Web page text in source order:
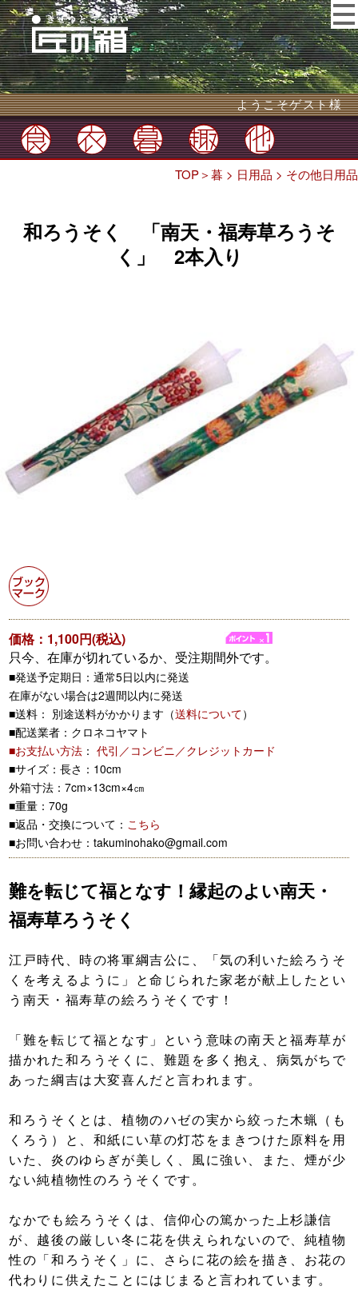
ようこそゲスト様
TOP＞暮 > 日用品 > その他日用品
和ろうそく 「南天・福寿草ろうそ
く」 2本入り
価格：1,100円(税込)
只今、在庫が切れているか、受注期間外です。
■発送予定期日：通常5日以内に発送
在庫がない場合は2週間以内に発送
■送料： 別途送料がかかります（送料について）
■配送業者：クロネコヤマト
■お支払い方法 ：代引／コンビニ／クレジットカード
■サイズ：長さ：10cm
外箱寸法：7cm×13cm×4㎝
■重量：70g
■返品・交換について： こちら
■お問い合わせ：takuminohako@gmail.com
難を転じて福となす！縁起のよい南天・
福寿草ろうそく
江戸時代、時の将軍綱吉公に、「気の利いた絵ろうそ
くを考えるように」と命じられた家老が献上したとい
う南天・福寿草の絵ろうそくです！
「難を転じて福となす」という意味の南天と福寿草が
描かれた和ろうそくに、難題を多く抱え、病気がちで
あった綱吉は大変喜んだと言われます。
和ろうそくとは、植物のハゼの実から絞った木蝋（も
くろう）と、和紙にい草の灯芯をまきつけた原料を用
いた、炎のゆらぎが美しく、風に強い、また、煙が少
ない純植物性のろうそくです。
なかでも絵ろうそくは、信仰心の篤かった上杉謙信
が、越後の厳しい冬に花を供えられないので、純植物
性の「和ろうそく」に、さらに花の絵を描き、お花の
代わりに供えたことにはじまると言われています。